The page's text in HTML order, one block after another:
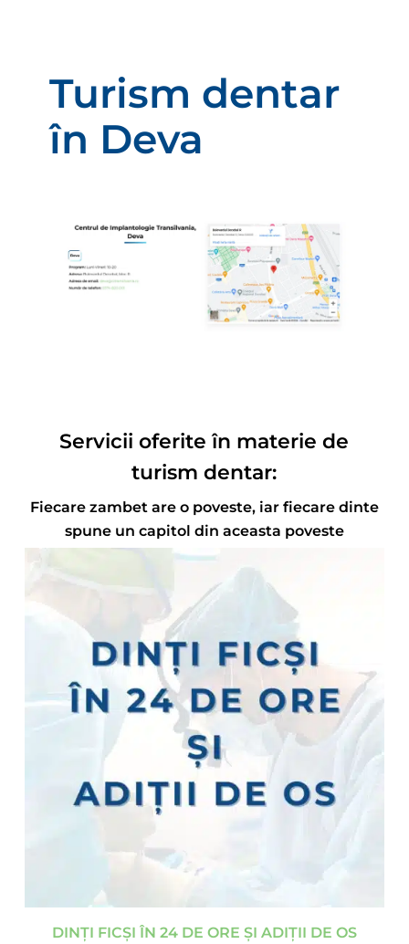
Turism dentar
în Deva
Servicii oferite în materie de
turism dentar:
Fiecare zambet are o poveste, iar fiecare dinte
spune un capitol din aceasta poveste
DINȚI FICȘI ÎN 24 DE ORE ȘI ADIȚII DE OS